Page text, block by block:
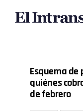
Esquema de
quiénes
de febrero